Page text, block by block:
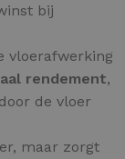
bij
vloerafwerking
rendement,
de vloer
maar zorgt